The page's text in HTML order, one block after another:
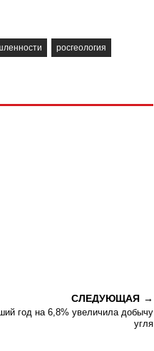
росгеология
СЛЕДУЮЩАЯ
год на 6,8% увеличила добычу
угля